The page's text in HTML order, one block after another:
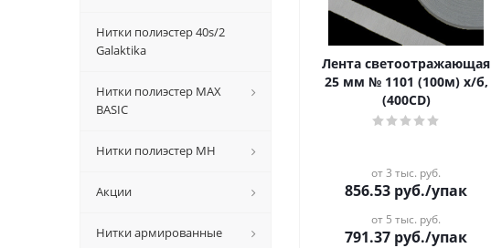
Лента светоотражающая
25 мм № 1101 (100м) х/б,
(400CD)
от 3 тыс. руб.
856.53 руб./упак
от 5 тыс. руб.
791.37 руб./упак
Нитки полиэстер 40s/2
Galaktika
Нитки полиэстер MAX
BASIC
Нитки полиэстер MH
Акции
Нитки армированные